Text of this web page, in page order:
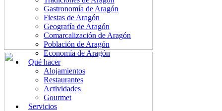
Gastronomía de Aragón
Fiestas de Aragón
Geografía de Aragón
Comarcalización de Aragón
Población de Aragón
Economía de Aragón
Qué hacer
Alojamientos
Restaurantes
Actividades
Gourmet
Servicios